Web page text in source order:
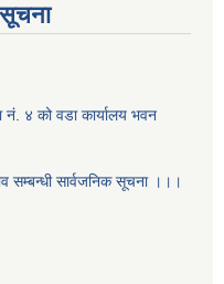
४ को वडा कार्यालय भवन
सम्बन्धी सार्वजनिक सूचना ।।।